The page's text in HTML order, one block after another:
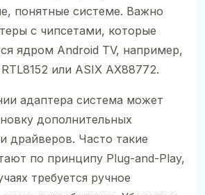
понятные системе. Важно
с чипсетами, которые
ядром Android TV, например,
или ASIX AX88772.
адаптера система может
дополнительных
драйверов. Часто такие
по принципу Plug-and-Play,
требуется ручное